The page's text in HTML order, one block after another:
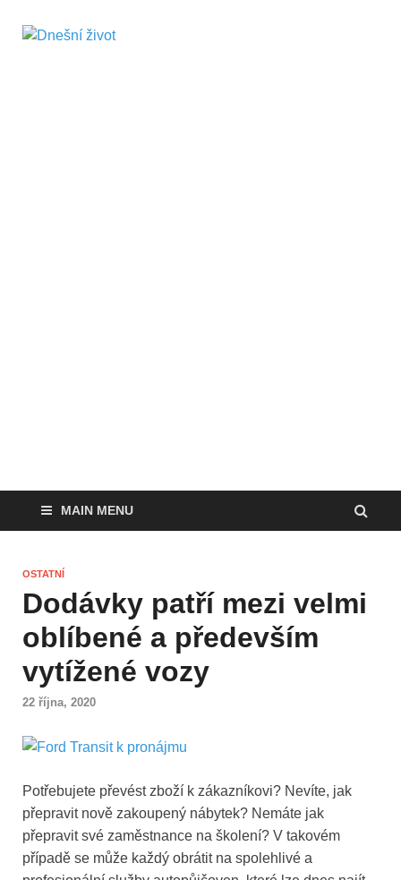
MAIN MENU
OSTATNÍ
Dodávky patří mezi velmi
oblíbené a především
vytížené vozy
22 října, 2020
Potřebujete převést zboží k zákazníkovi? Nevíte, jak
přepravit nově zakoupený nábytek? Nemáte jak
přepravit své zaměstnance na školení? V takovém
případě se může každý obrátit na spolehlivé a